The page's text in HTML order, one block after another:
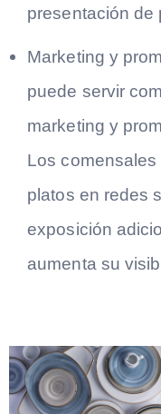
presentación de
Marketing y
puede servir
marketing y
Los
platos en redes
exposición
aumenta su